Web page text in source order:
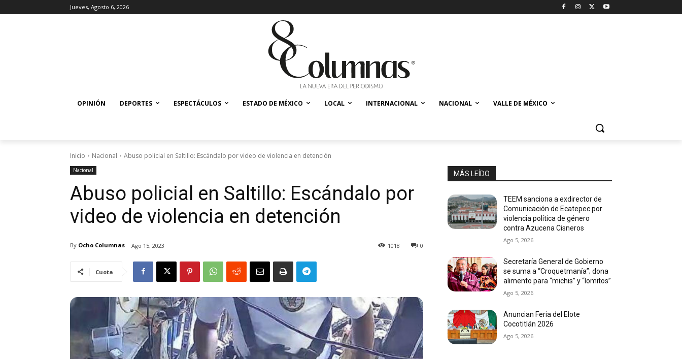
Jueves, Agosto 6, 2026
OPINIÓN DEPORTES ESPECTÁCULOS ESTADO DE MÉXICO LOCAL INTERNACIONAL NACIONAL VALLE DE MÉXICO
Inicio Nacional Abuso policial en Saltillo: Escándalo por video de violencia en detención
Nacional
Abuso policial en Saltillo: Escándalo por
video de violencia en detención
By Ocho Columnas Ago 15, 2023 0
1018
Cuota
MÁS LEÍDO
TEEM sanciona a exdirector de
Comunicación de Ecatepec por
violencia política de género
contra Azucena Cisneros
Ago 5, 2026
Secretaría General de Gobierno
se suma a “Croquetmanía”; dona
alimento para “michis” y “lomitos”
Ago 5, 2026
Anuncian Feria del Elote
Cocotitlán 2026
Ago 5, 2026